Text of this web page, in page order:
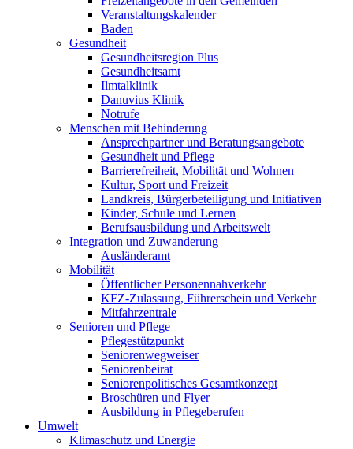
Veranstaltungskalender
Baden
Gesundheit
Gesundheitsregion Plus
Gesundheitsamt
Ilmtalklinik
Danuvius Klinik
Notrufe
Menschen mit Behinderung
Ansprechpartner und Beratungsangebote
Gesundheit und Pflege
Barrierefreiheit, Mobilität und Wohnen
Kultur, Sport und Freizeit
Landkreis, Bürgerbeteiligung und Initiativen
Kinder, Schule und Lernen
Berufsausbildung und Arbeitswelt
Integration und Zuwanderung
Ausländeramt
Mobilität
Öffentlicher Personennahverkehr
KFZ-Zulassung, Führerschein und Verkehr
Mitfahrzentrale
Senioren und Pflege
Pflegestützpunkt
Seniorenwegweiser
Seniorenbeirat
Seniorenpolitisches Gesamtkonzept
Broschüren und Flyer
Ausbildung in Pflegeberufen
Umwelt
Klimaschutz und Energie